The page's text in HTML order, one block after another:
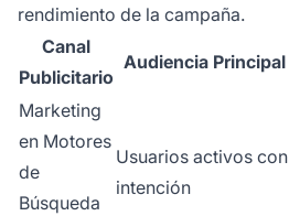
rendimiento de la campaña.
Canal
Publicitario
Audiencia Principal
Marketing
en Motores
de
Búsqueda
Usuarios activos con
intención